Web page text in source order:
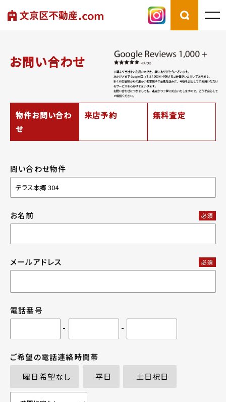
お問い合わせ
物件お問い合わ
せ
来店予約 無料査定
問い合わせ物件
お名前 必須
メールアドレス 必須
電話番号
-
-
ご希望の電話連絡時間帯
曜日希望なし
平日 土日祝日